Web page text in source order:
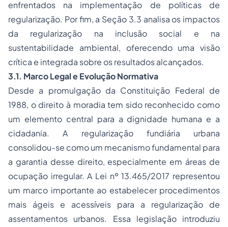
enfrentados na implementação de políticas de
regularização. Por fim, a Seção 3.3 analisa os impactos
da regularização na inclusão social e na
sustentabilidade ambiental, oferecendo uma visão
crítica e integrada sobre os resultados alcançados.
3.1. Marco Legal e Evolução Normativa
Desde a promulgação da Constituição Federal de
1988, o direito à moradia tem sido reconhecido como
um elemento central para a dignidade humana e a
cidadania. A regularização fundiária urbana
consolidou-se como um mecanismo fundamental para
a garantia desse direito, especialmente em áreas de
ocupação irregular. A Lei nº 13.465/2017 representou
um marco importante ao estabelecer procedimentos
mais ágeis e acessíveis para a regularização de
assentamentos urbanos. Essa legislação introduziu